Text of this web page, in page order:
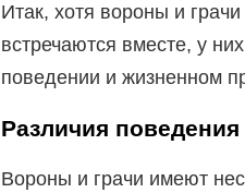
Итак, хотя вороны и
встречаются вместе, у
поведении и жизненном
Различия поведения
Вороны и грачи имеют